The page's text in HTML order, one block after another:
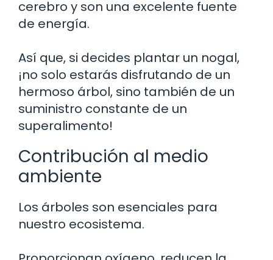
cerebro y son una excelente fuente
de energía.
Así que, si decides plantar un nogal,
¡no solo estarás disfrutando de un
hermoso árbol, sino también de un
suministro constante de un
superalimento!
Contribución al medio
ambiente
Los árboles son esenciales para
nuestro ecosistema.